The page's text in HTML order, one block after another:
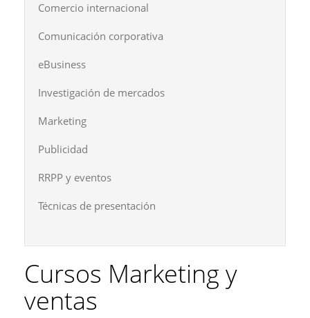
Comercio internacional
Comunicación corporativa
eBusiness
Investigación de mercados
Marketing
Publicidad
RRPP y eventos
Técnicas de presentación
Cursos Marketing y
ventas